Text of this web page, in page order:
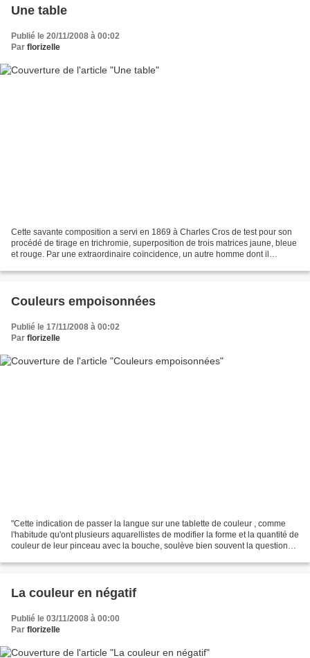
Une table
Publié le 20/11/2008 à 00:02
Par florizelle
Cette savante composition a servi en 1869 à Charles Cros de test pour son
procédé de tirage en trichromie, superposition de trois matrices jaune, bleue
et rouge. Par une extraordinaire coïncidence, un autre homme dont il
Couleurs empoisonnées
Publié le 17/11/2008 à 00:02
Par florizelle
"Cette indication de passer la langue sur une tablette de couleur , comme
l'habitude qu'ont plusieurs aquarellistes de modifier la forme et la quantité de
couleur de leur pinceau avec la bouche, soulève bien souvent la question
La couleur en négatif
Publié le 03/11/2008 à 00:00
Par florizelle